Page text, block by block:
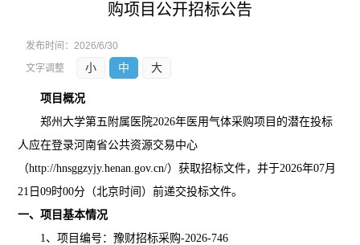
购项目公开招标公告
发布时间：2026/6/30
文字调整
小 中 大
项目概况
郑州大学第五附属医院2026年医用气体采购项目 的潜在投标
人应在登录河南省公共资源交易中心
（http://hnsggzyjy.henan.gov.cn/）获取招标文件，并于2026年07月
21 日09时00分（北京时间）前递交投标文件。
一、项目基本情况
1、项目编号：豫财招标采购-2026-746